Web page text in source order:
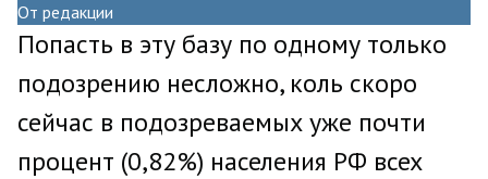
От редакции
Попасть в эту базу по одному только
подозрению несложно, коль скоро
сейчас в подозреваемых уже почти
процент (0,82%) населения РФ всех